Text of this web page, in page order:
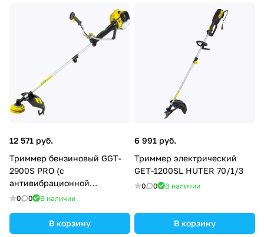
12 571 руб.
Триммер бензиновый GGT-
2900S PRO (с
антивибрационной
системой) Huter 70/2/29
0 0 В наличии
В корзину
6 991 руб.
Триммер электрический
GET-1200SL HUTER 70/1/3
0 0 В наличии
В корзину